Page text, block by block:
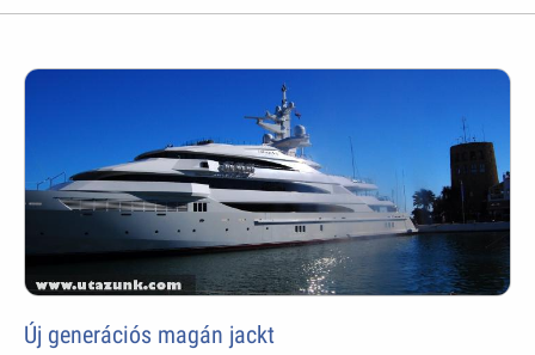
Új generációs magán jackt